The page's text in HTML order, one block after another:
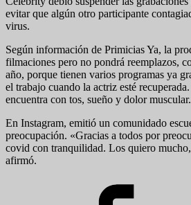
evitar que algún otro participante
virus.
Según información de Primicias Ya, la
filmaciones pero no pondrá reemplazos,
año, porque tienen varios programas ya
el trabajo cuando la actriz esté
encuentra con tos, sueño y dolor muscular.
En Instagram, emitió un comunidado
preocupación. «Gracias a todos por
covid con tranquilidad. Los quiero
afirmó.